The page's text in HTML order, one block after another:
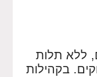
ללא תלות
בקהילות